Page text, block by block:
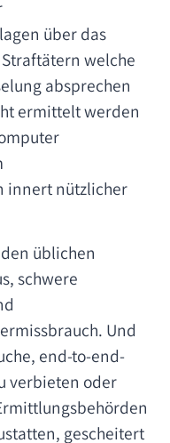
über das
welche
absprechen
ermittelt werden
innert nützlicher
üblichen
schwere
Und
end-to-end-
verbieten oder
gescheitert